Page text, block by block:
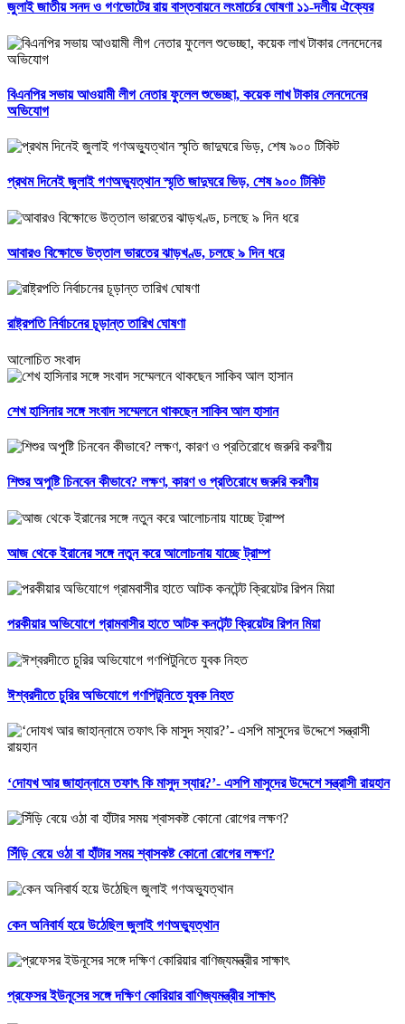
জুলাই জাতীয় সনদ ও গণভোটের রায় বাস্তবায়নে লংমার্চের ঘোষণা ১১-দলীয় ঐক্যের
বিএনপির সভায় আওয়ামী লীগ নেতার ফুলেল শুভেচ্ছা, কয়েক লাখ টাকার লেনদেনের
অভিযোগ
প্রথম দিনেই জুলাই গণঅভ্যুত্থান স্মৃতি জাদুঘরে ভিড়, শেষ ৯০০ টিকিট
আবারও বিক্ষোভে উত্তাল ভারতের ঝাড়খণ্ড, চলছে ৯ দিন ধরে
রাষ্ট্রপতি নির্বাচনের চূড়ান্ত তারিখ ঘোষণা
আলোচিত সংবাদ
শেখ হাসিনার সঙ্গে সংবাদ সম্মেলনে থাকছেন সাকিব আল হাসান
শিশুর অপুষ্টি চিনবেন কীভাবে? লক্ষণ, কারণ ও প্রতিরোধে জরুরি করণীয়
আজ থেকে ইরানের সঙ্গে নতুন করে আলোচনায় যাচ্ছে ট্রাম্প
পরকীয়ার অভিযোগে গ্রামবাসীর হাতে আটক কনটেন্ট ক্রিয়েটর রিপন মিয়া
ঈশ্বরদীতে চুরির অভিযোগে গণপিটুনিতে যুবক নিহত
‘দোযখ আর জাহান্নামে তফাৎ কি মাসুদ স্যার?’- এসপি মাসুদের উদ্দেশে সন্ত্রাসী রায়হান
সিঁড়ি বেয়ে ওঠা বা হাঁটার সময় শ্বাসকষ্ট কোনো রোগের লক্ষণ?
কেন অনিবার্য হয়ে উঠেছিল জুলাই গণঅভ্যুত্থান
প্রফেসর ইউনূসের সঙ্গে দক্ষিণ কোরিয়ার বাণিজ্যমন্ত্রীর সাক্ষাৎ